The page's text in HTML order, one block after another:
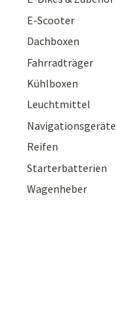
E-Scooter
Dachboxen
Fahrradträger
Kühlboxen
Leuchtmittel
Navigationsgeräte
Reifen
Starterbatterien
Wagenheber